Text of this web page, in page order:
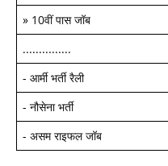
» 10वीं पास जॉब
...............
- आर्मी भर्ती रैली
- नौसेना भर्ती
- असम राइफल जॉब